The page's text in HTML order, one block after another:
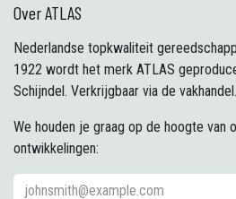
Over ATLAS
Nederlandse topkwaliteit
1922 wordt het merk ATLAS
Schijndel. Verkrijgbaar via de vakhandel.
We houden je graag op de hoogte van
ontwikkelingen: